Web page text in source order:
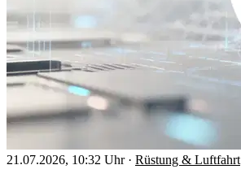
21.07.2026, 10:32 Uhr · Rüstung & Luftfahrt